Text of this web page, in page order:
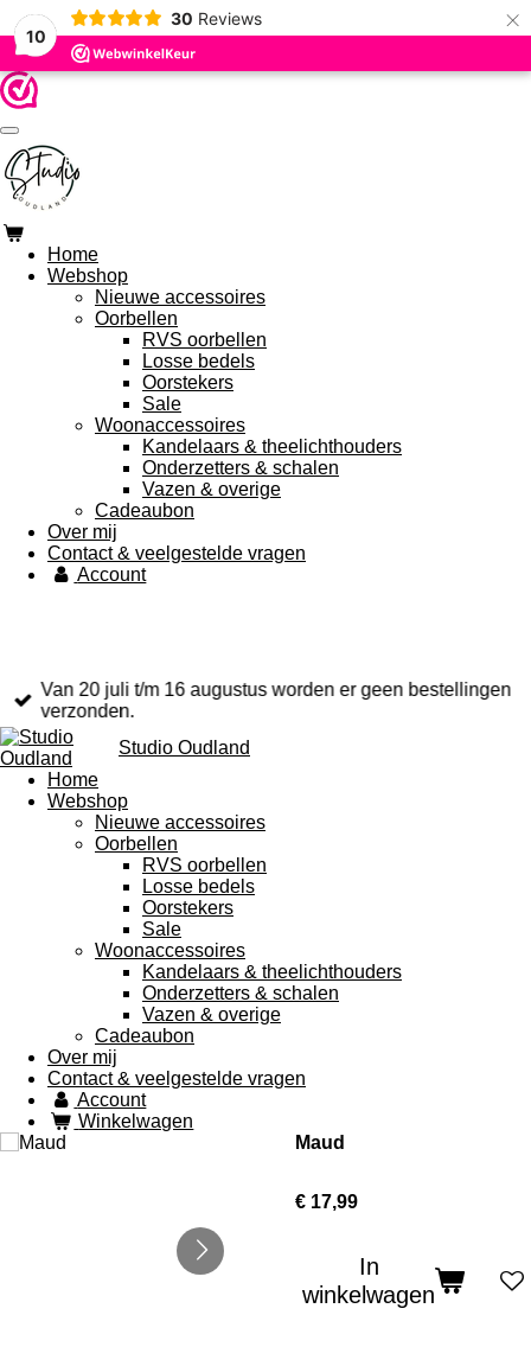
10
30 Reviews ×
Ga
direct
naar
de
hoofdinhoud
Home
Webshop
Nieuwe accessoires
Oorbellen
RVS oorbellen
Losse bedels
Oorstekers
Sale
Woonaccessoires
Kandelaars & theelichthouders
Onderzetters & schalen
Vazen & overige
Cadeaubon
Over mij
Contact & veelgestelde vragen
Account
Van 20 juli t/m 16 augustus worden er geen bestellingen
verzonden.
Studio Oudland
Home
Webshop
Nieuwe accessoires
Oorbellen
RVS oorbellen
Losse bedels
Oorstekers
Sale
Woonaccessoires
Kandelaars & theelichthouders
Onderzetters & schalen
Vazen & overige
Cadeaubon
Over mij
Contact & veelgestelde vragen
Account
Winkelwagen
Maud
€ 17,99
In
winkelwagen